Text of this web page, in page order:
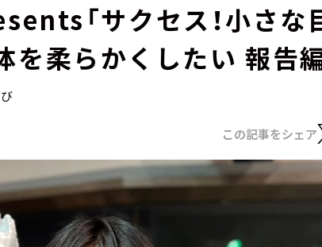
「サクセス！小さな
を柔らかくしたい 報告
この記事をシェア